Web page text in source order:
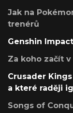
Jak na
trenérů
Genshin
Za koho začít
Crusader
a které raději
Songs of